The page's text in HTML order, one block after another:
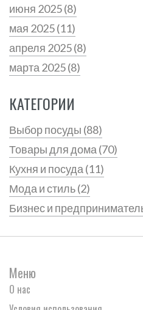
июня 2025(8)
мая 2025(11)
апреля 2025(8)
марта 2025(8)
КАТЕГОРИИ
Выбор посуды (88)
Товары для дома (70)
Кухня и посуда (11)
Мода и стиль(2)
Бизнес и
Меню
О нас